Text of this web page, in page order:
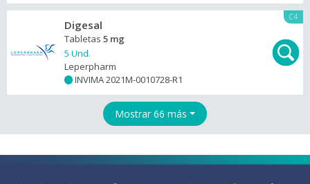
C4
Digesal
Tabletas 5 mg
5 Und.
Leperpharm
INVIMA 2021M-0010728-R1
Mostrar 66 más